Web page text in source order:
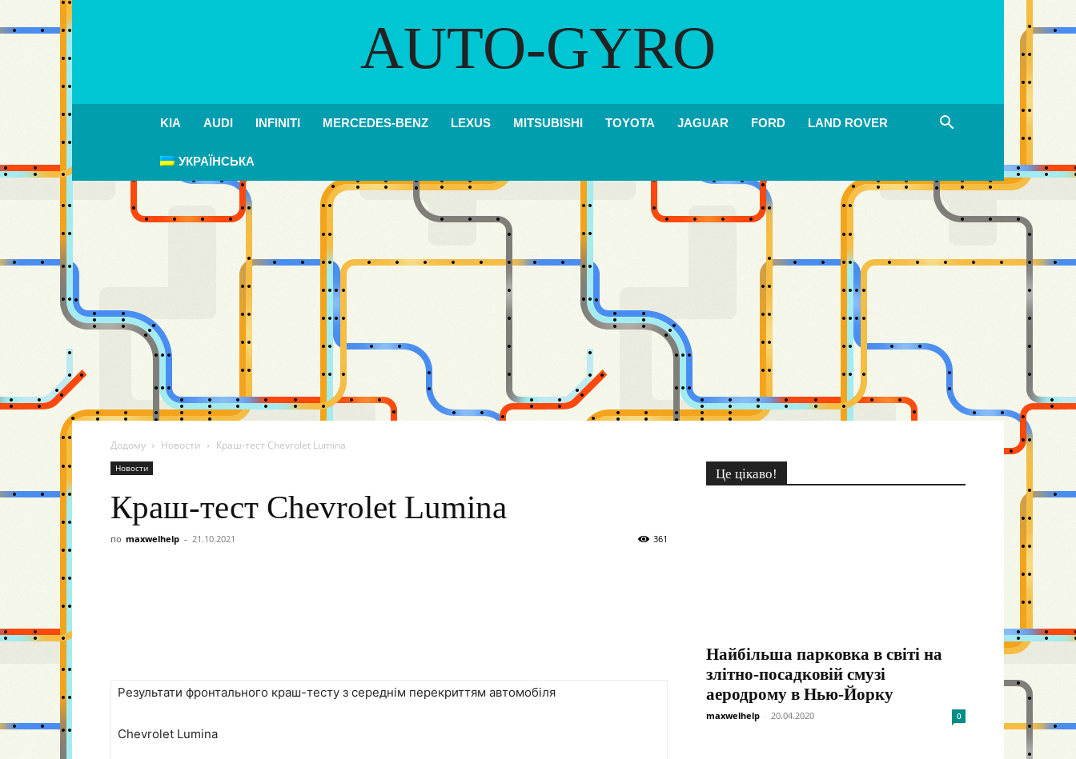
AUTO-GYRO
KIA AUDI INFINITI MERCEDES-BENZ LEXUS MITSUBISHI TOYOTA JAGUAR FORD LAND ROVER
УКРАЇНСЬКА
Додому Новости Краш-тест Chevrolet Lumina
Новости
Краш-тест Chevrolet Lumina
по maxwelhelp - 21.10.2021 361
Результати фронтального краш-тесту з середнім перекриттям автомобіля
Chevrolet Lumina
Це цікаво!
Найбільша парковка в світі на
злітно-посадковій смузі
аеродрому в Нью-Йорку
maxwelhelp - 20.04.2020 0